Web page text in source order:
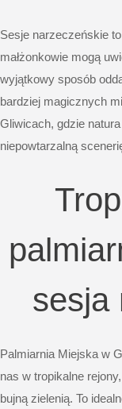
Sesje narzeczeńskie
małżonkowie mogą
wyjątkowy sposób
bardziej magicznych
Gliwicach, gdzie
niepowtarzalną
sesja
Palmiarnia Miejska w
nas w tropikalne
bujną zielenią. To